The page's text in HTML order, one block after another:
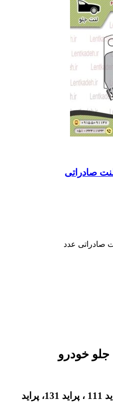
صادراتی
صادراتی عدد
جلو خودرو
پراید صبا ، پراید هاچ بک ، پراید 111 ، پراید 131، پراید